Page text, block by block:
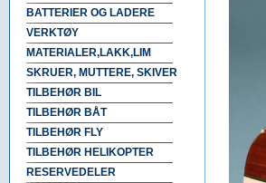
BATTERIER OG LADERE
VERKTØY
MATERIALER,LAKK,LIM
SKRUER, MUTTERE, SKIVER
TILBEHØR BIL
TILBEHØR BÅT
TILBEHØR FLY
TILBEHØR HELIKOPTER
RESERVEDELER